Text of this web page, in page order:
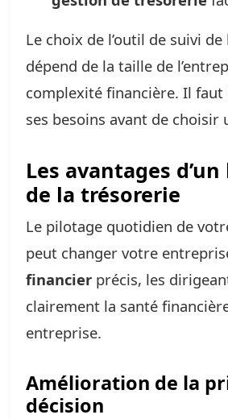
Le choix de l’outil de suivi
dépend de la taille de
complexité financière. Il faut
ses besoins avant de choisir
Les avantages
de la trésorerie
Le pilotage quotidien de
peut changer votre
financier précis, les
clairement la santé
entreprise.
Amélioration de la
décision